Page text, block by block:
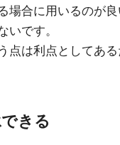
場合に用いるのが良
いです。
点は利点としてあ
きる